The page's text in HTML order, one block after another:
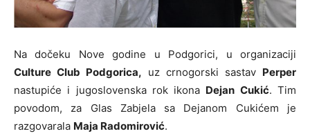
Na dočeku Nove godine u Podgorici, u organizaciji
Culture Club Podgorica, uz crnogorski sastav Perper
nastupiće i jugoslovenska rok ikona Dejan Cukić. Tim
povodom, za Glas Zabjela sa Dejanom Cukićem je
razgovarala Maja Radomirović.